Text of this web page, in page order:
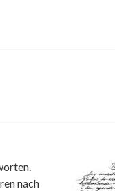
nach